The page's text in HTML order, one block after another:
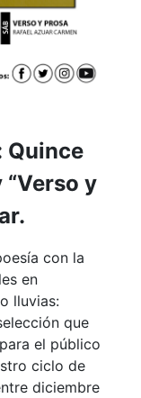
Quince
y
con la
en
lluvias:
que
el público
ciclo de
diciembre